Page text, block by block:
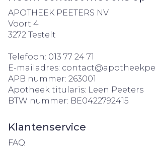
APOTHEEK PEETERS NV
Voort 4
3272 Testelt
Telefoon: 013 77 24 71
E-mailadres: contact@
APB nummer: 263001
Apotheek titularis: Leen Peeters
BTW nummer: BE0422792415
Klantenservice
FAQ